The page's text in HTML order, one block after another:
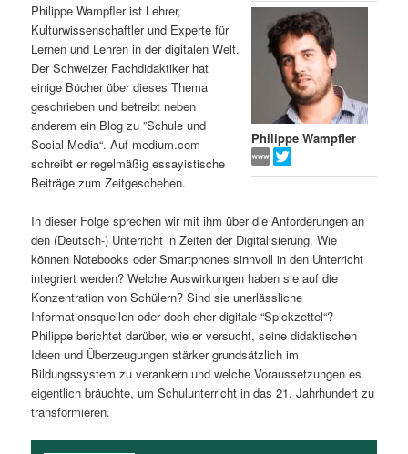
n
h
a
l
t
s
p
r
i
n
g
n
I
n
h
a
l
t
s
p
r
i
Philippe Wampfler
Philippe Wampfler ist Lehrer,
Kulturwissenschaftler und Experte für
Lernen und Lehren in der digitalen Welt.
Der Schweizer Fachdidaktiker hat
einige Bücher über dieses Thema
geschrieben und betreibt neben
anderem ein Blog zu ”Schule und
Social Media“. Auf medium.com
schreibt er regelmäßig essayistische
Beiträge zum Zeitgeschehen.
In dieser Folge sprechen wir mit ihm über die Anforderungen an
den (Deutsch-) Unterricht in Zeiten der Digitalisierung. Wie
können Notebooks oder Smartphones sinnvoll in den Unterricht
integriert werden? Welche Auswirkungen haben sie auf die
Konzentration von Schülern? Sind sie unerlässliche
Informationsquellen oder doch eher digitale “Spickzettel“?
Philippe berichtet darüber, wie er versucht, seine didaktischen
Ideen und Überzeugungen stärker grundsätzlich im
Bildungssystem zu verankern und welche Voraussetzungen es
eigentlich bräuchte, um Schulunterricht in das 21. Jahrhundert zu
transformieren.